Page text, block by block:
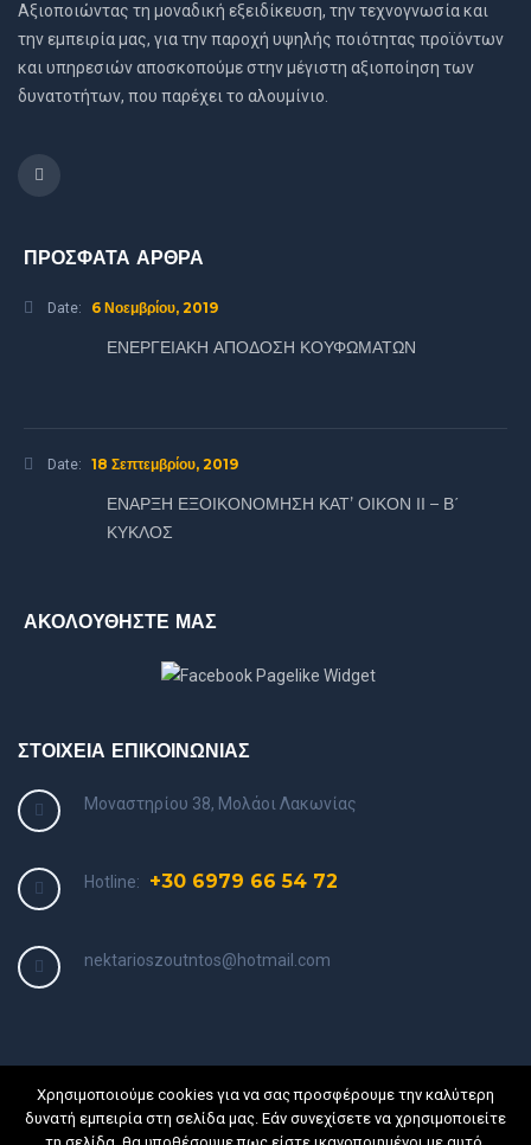
Αξιοποιώντας τη μοναδική εξειδίκευση, την τεχνογνωσία και
την εμπειρία μας, για την παροχή υψηλής ποιότητας προϊόντων
και υπηρεσιών αποσκοπούμε στην μέγιστη αξιοποίηση των
δυνατοτήτων, που παρέχει το αλουμίνιο.
ΠΡΟΣΦΑΤΑ ΑΡΘΡΑ
Date: 6 Νοεμβρίου, 2019
ΕΝΕΡΓΕΙΑΚΗ ΑΠΟΔΟΣΗ ΚΟΥΦΩΜΑΤΩΝ
Date: 18 Σεπτεμβρίου, 2019
ΕΝΑΡΞΗ ΕΞΟΙΚΟΝΟΜΗΣΗ ΚΑΤ’ ΟΙΚΟΝ ΙΙ – Β΄
ΚΥΚΛΟΣ
ΑΚΟΛΟΥΘΗΣΤΕ ΜΑΣ
ΣΤΟΙΧΕΙΑ ΕΠΙΚΟΙΝΩΝΙΑΣ
Μοναστηρίου 38, Μολάοι Λακωνίας
Hotline: +30 6979 66 54 72
nektarioszoutntos@hotmail.com
Χρησιμοποιούμε cookies για να σας προσφέρουμε την καλύτερη
δυνατή εμπειρία στη σελίδα μας. Εάν συνεχίσετε να χρησιμοποιείτε